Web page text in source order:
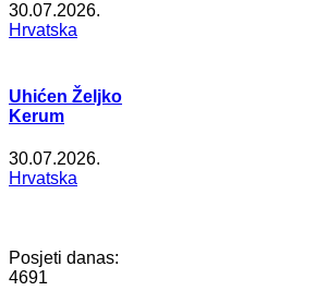
30.07.2026.
Hrvatska
Uhićen Željko
Kerum
30.07.2026.
Hrvatska
Posjeti danas:
4691